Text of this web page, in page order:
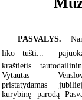
PASVALYS.
liko tušti... 
kraštietis
Vytautas
pristatydamas
kūrybinę parodą